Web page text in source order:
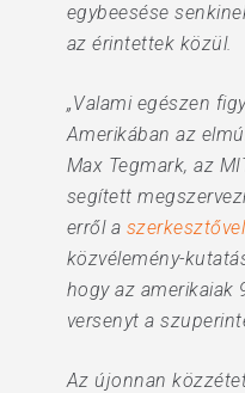
egybeesése
az érintettek közül.
„Valami egészen
Amerikában az
Max Tegmark, az
segített
erről a
közvélemény-
hogy az amerikaiak
versenyt a
Az újonnan